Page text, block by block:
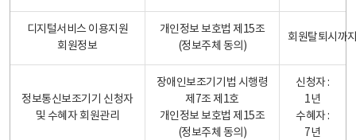
디지털서비스 이용지원
회원정보
개인정보 보호법 제15조
(정보주체 동의)
회원탈퇴시까
정보통신보조기기 신청자
및 수혜자 회원관리
장애인보조기기법 시행령
제7조 제1호
개인정보 보호법 제15조
(정보주체 동의)
신청자 :
1년
수혜자 :
7년